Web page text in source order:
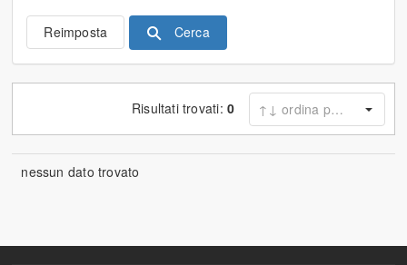
Reimposta Cerca
Risultati trovati: 0
nessun dato trovato